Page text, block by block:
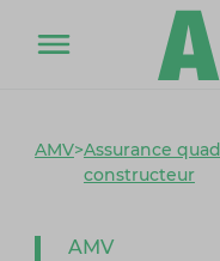
AMV>Assurance
constructeur
AMV